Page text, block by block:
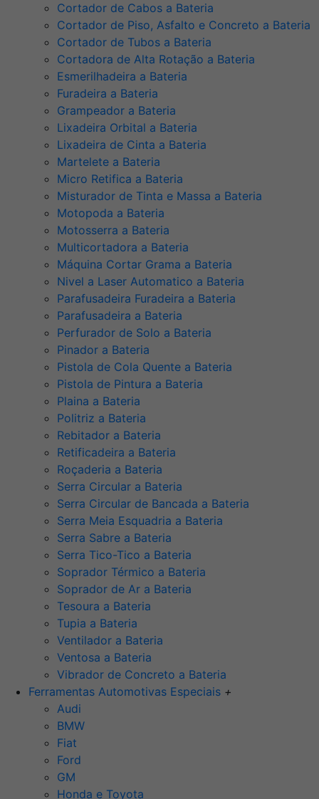
Cortador de Cabos a Bateria
Cortador de Piso, Asfalto e Concreto a Bateria
Cortador de Tubos a Bateria
Cortadora de Alta Rotação a Bateria
Esmerilhadeira a Bateria
Furadeira a Bateria
Grampeador a Bateria
Lixadeira Orbital a Bateria
Lixadeira de Cinta a Bateria
Martelete a Bateria
Micro Retifica a Bateria
Misturador de Tinta e Massa a Bateria
Motopoda a Bateria
Motosserra a Bateria
Multicortadora a Bateria
Máquina Cortar Grama a Bateria
Nivel a Laser Automatico a Bateria
Parafusadeira Furadeira a Bateria
Parafusadeira a Bateria
Perfurador de Solo a Bateria
Pinador a Bateria
Pistola de Cola Quente a Bateria
Pistola de Pintura a Bateria
Plaina a Bateria
Politriz a Bateria
Rebitador a Bateria
Retificadeira a Bateria
Roçaderia a Bateria
Serra Circular a Bateria
Serra Circular de Bancada a Bateria
Serra Meia Esquadria a Bateria
Serra Sabre a Bateria
Serra Tico-Tico a Bateria
Soprador Térmico a Bateria
Soprador de Ar a Bateria
Tesoura a Bateria
Tupia a Bateria
Ventilador a Bateria
Ventosa a Bateria
Vibrador de Concreto a Bateria
Ferramentas Automotivas Especiais +
Audi
BMW
Fiat
Ford
GM
Honda e Toyota